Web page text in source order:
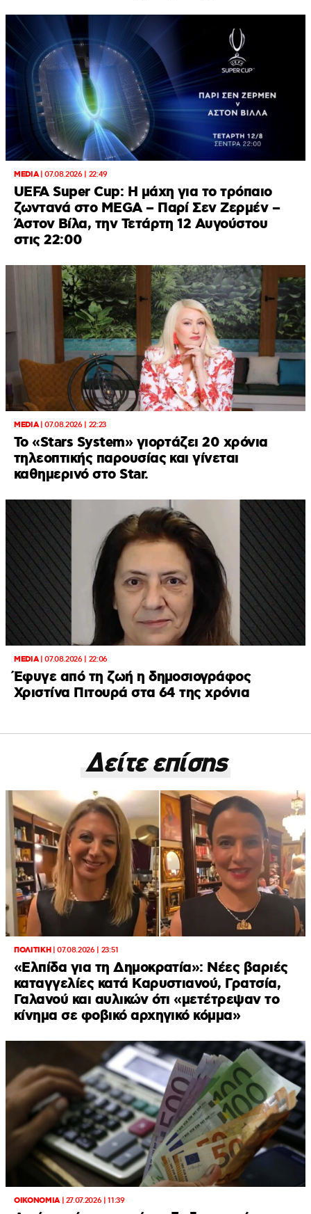
MEDIA|07.08.2026 | 22:49
UEFA Super Cup: Η μάχη για το τρόπαιο
ζωντανά στο MEGA – Παρί Σεν Ζερμέν –
Άστον Βίλα, την Τετάρτη 12 Αυγούστου
στις 22:00
MEDIA|07.08.2026 | 22:23
Το «Stars System» γιορτάζει 20 χρόνια
τηλεοπτικής παρουσίας και γίνεται
καθημερινό στο Star.
MEDIA|07.08.2026 | 22:06
Έφυγε από τη ζωή η δημοσιογράφος
Χριστίνα Πιτουρά στα 64 της χρόνια
Δείτε επίσης
ΠΟΛΙΤΙΚΗ|07.08.2026 | 23:51
«Ελπίδα για τη Δημοκρατία»: Νέες βαριές
καταγγελίες κατά Καρυστιανού, Γρατσία,
Γαλανού και αυλικών ότι «μετέτρεψαν το
κίνημα σε φοβικό αρχηγικό κόμμα»
ΟΙΚΟΝΟΜΙΑ| 27.07.2026 | 11:39